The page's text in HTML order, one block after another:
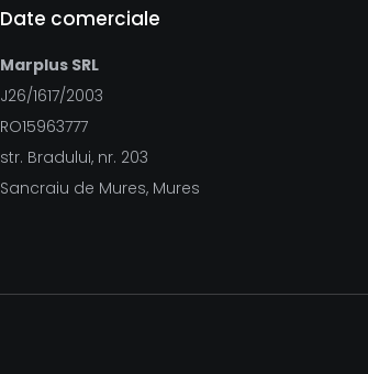
Date comerciale
Marplus SRL
J26/1617/2003
RO15963777
str. Bradului, nr. 203
Sancraiu de Mures, Mures